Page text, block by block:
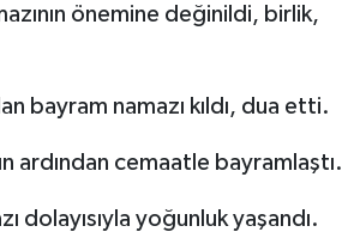
önemine değinildi, birlik,
bayram namazı kıldı, dua etti.
ardından cemaatle bayramlaştı.
dolayısıyla yoğunluk yaşandı.